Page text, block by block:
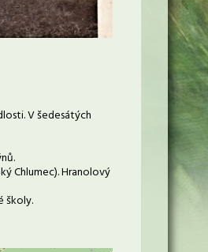
V šedesátých
Chlumec). Hranolový
školy.